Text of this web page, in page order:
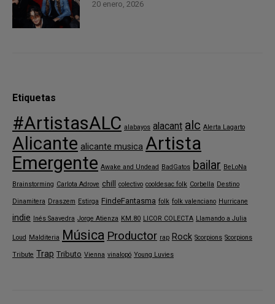
20 enero, 2026
Etiquetas
#ArtistasALC alabayos alacant alc Alerta Lagarto
Alicante alicante musica Artista
Emergente Awake and Undead BadGatos bailar BeLoNa
Brainstorming Carlota Adrove chill colectivo cooldesac folk Corbella Destino
Dinamitera Draszem Estirga FindeFantasma folk folk valenciano Hurricane
indie Inés Saavedra Jorge Atienza KM.80 LICOR COLECTA Llamando a Julia
Loud Malditeria Música Productor rap Rock Scorpions Scorpions
Tribute Trap Tributo Vienna vinalopó Young Luvies